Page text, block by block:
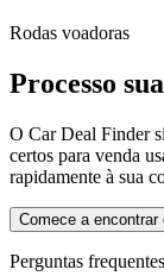
Rodas voadoras
Processo
O Car Deal Finder
certos para venda
rapidamente à sua
Comece a encontrar
Perguntas